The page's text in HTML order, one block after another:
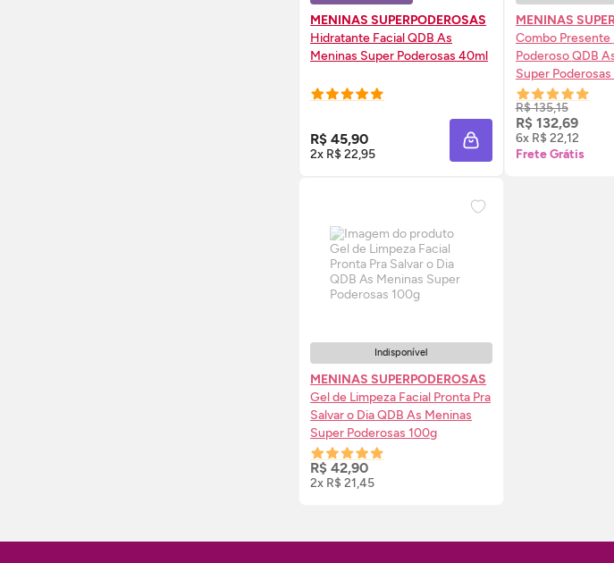
MENINAS SUPERPODEROSAS
Hidratante Facial QDB As
Meninas Super Poderosas 40ml
R$ 45,90
2x R$ 22,95
COMPRE AGORA ❯
ADICIONAR À SACOLA
MENINAS
Combo Presente
Poderoso QDB As Meninas
Super
R$ 135,15
R$ 132,69
6x R$ 22,12
Frete Grátis
Indisponível
MENINAS SUPERPODEROSAS
Gel de Limpeza Facial Pronta Pra
Salvar o Dia QDB As Meninas
Super Poderosas 100g
R$ 42,90
2x R$ 21,45
AVISE-ME